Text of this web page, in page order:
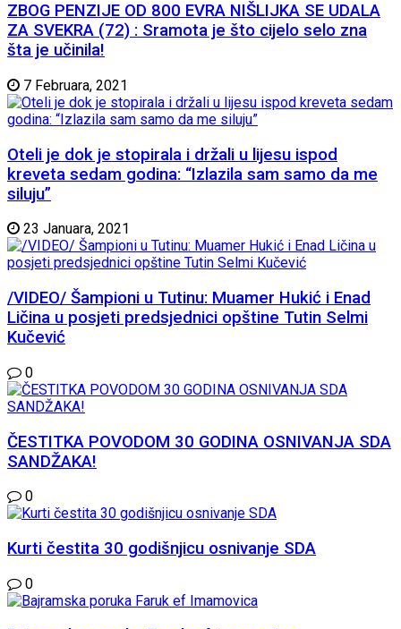
ZBOG PENZIJE OD 800 EVRA NIŠLIJKA SE UDALA
ZA SVEKRA (72) : Sramota je što cijelo selo zna
šta je učinila!
7 Februara, 2021
Oteli je dok je stopirala i držali u lijesu ispod
kreveta sedam godina: “Izlazila sam samo da me
siluju”
23 Januara, 2021
/VIDEO/ Šampioni u Tutinu: Muamer Hukić i Enad
Ličina u posjeti predsjednici opštine Tutin Selmi
Kučević
0
ČESTITKA POVODOM 30 GODINA OSNIVANJA SDA
SANDŽAKA!
0
Kurti čestita 30 godišnjicu osnivanje SDA
0